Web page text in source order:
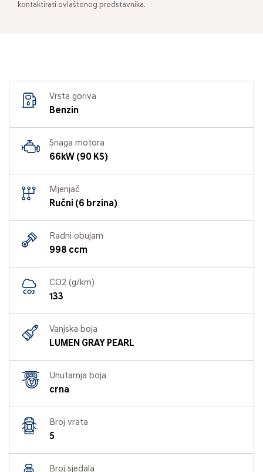
kontaktirati ovlaštenog predstavnika.
Vrsta goriva
Benzin
Snaga motora
66kW (90 KS)
Mjenjač
Ručni (6 brzina)
Radni obujam
998 ccm
CO2 (g/km)
133
Vanjska boja
LUMEN GRAY PEARL
Unutarnja boja
crna
Broj vrata
5
Broj sjedala